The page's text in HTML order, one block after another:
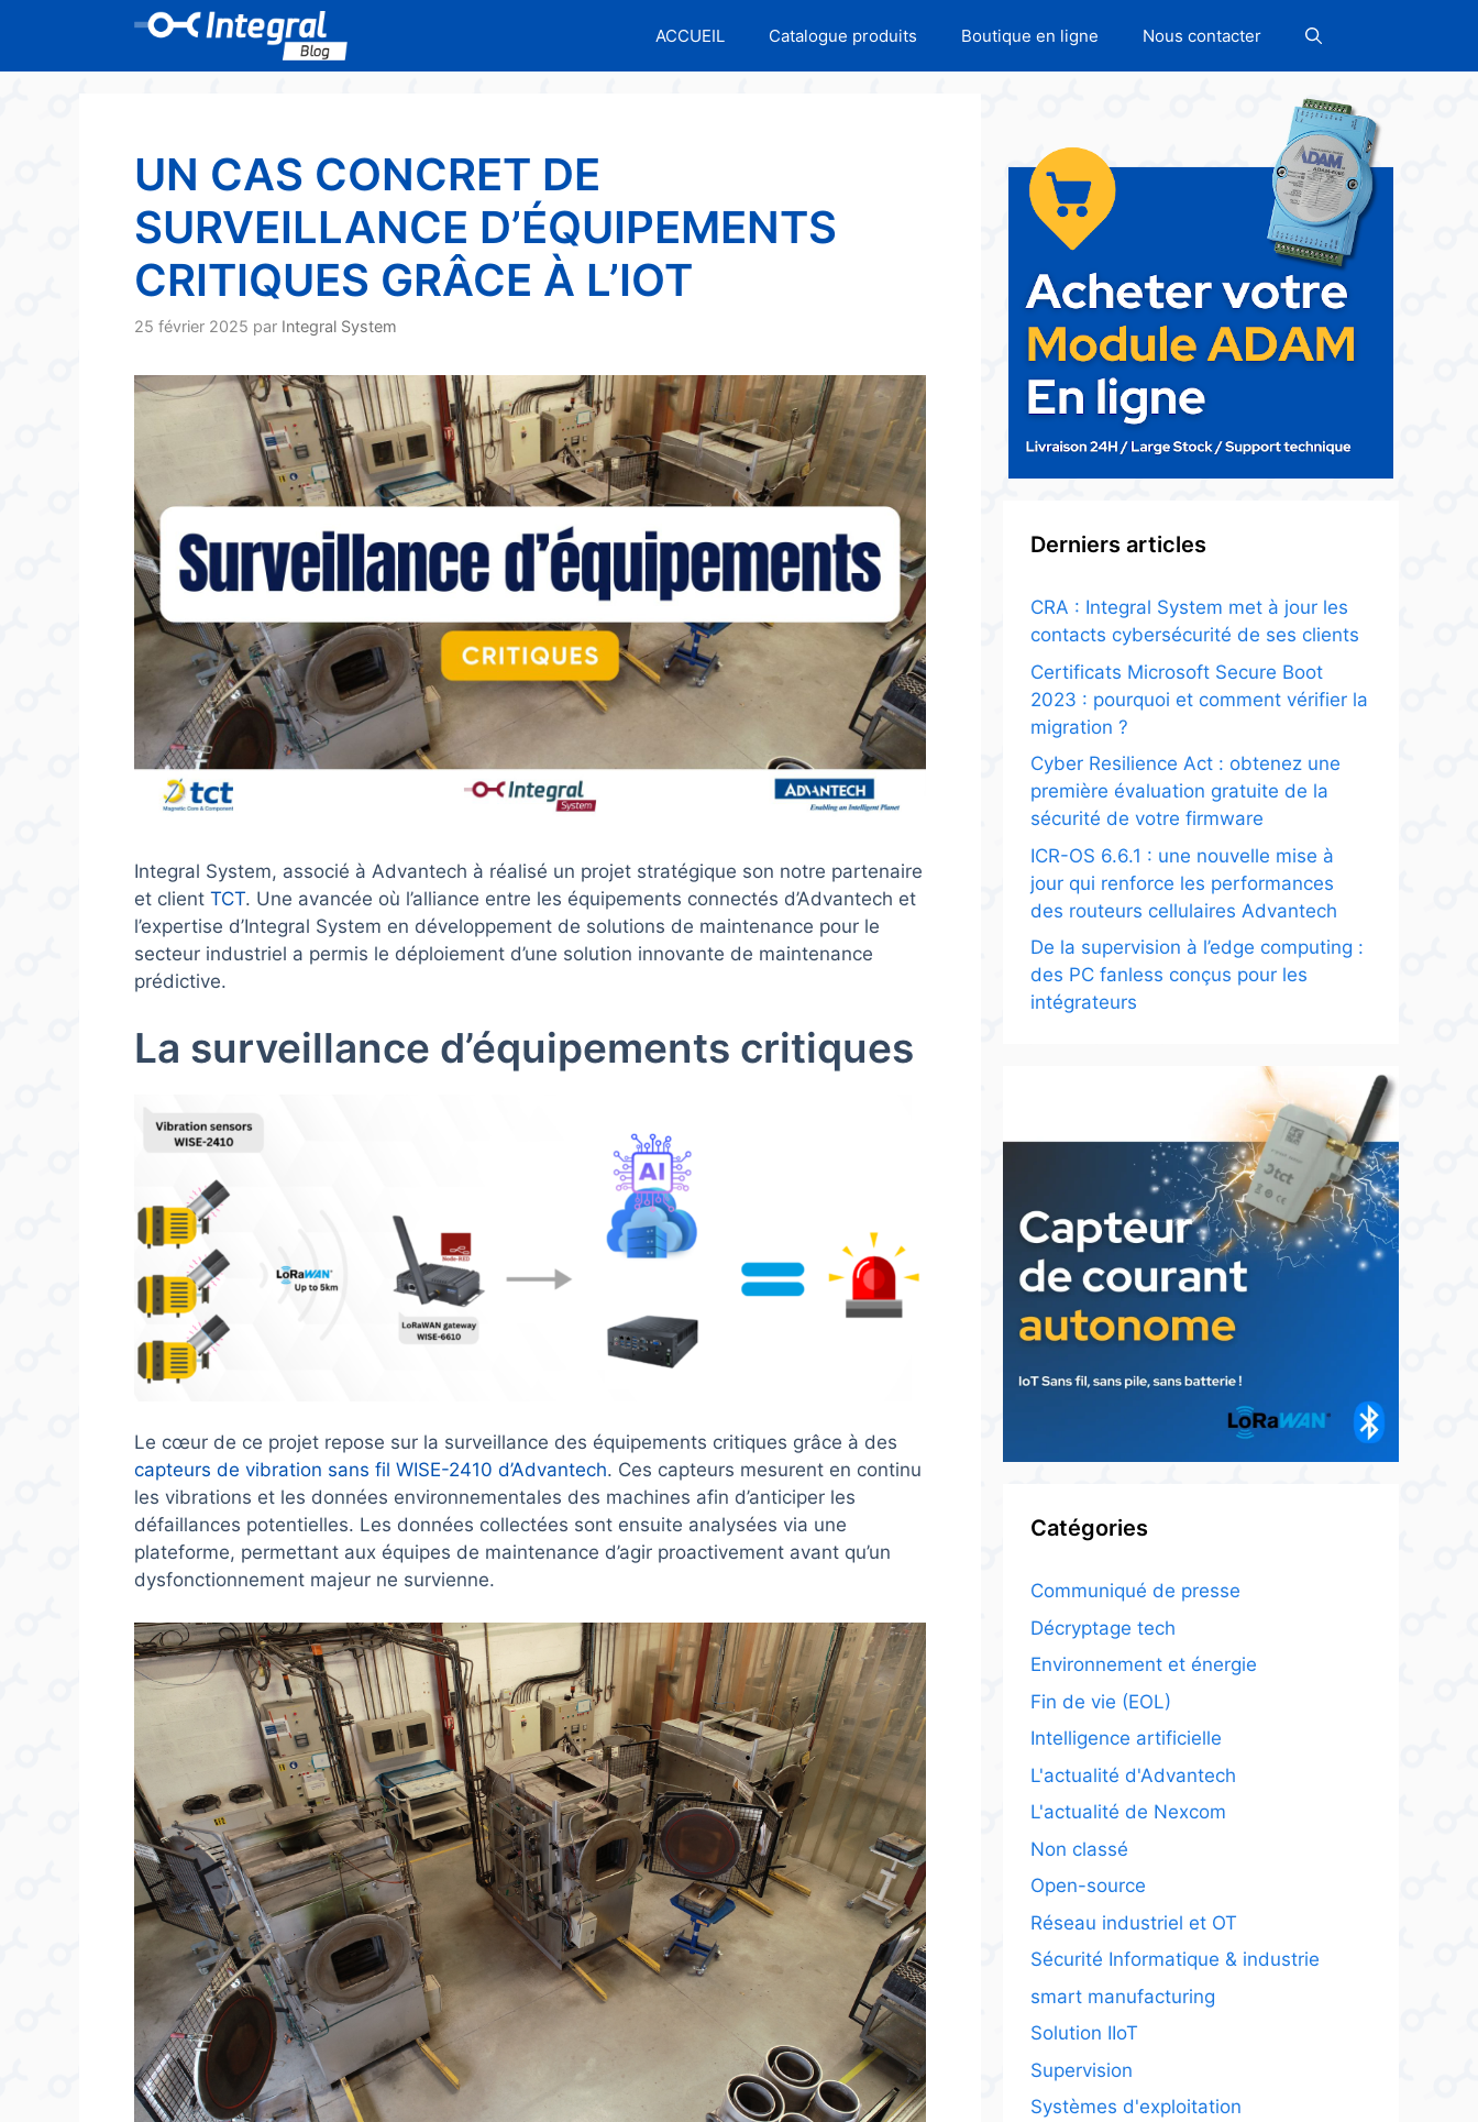
contenu
ACCUEIL Catalogue produits Boutique en ligne Nous contacter
UN CAS CONCRET DE
SURVEILLANCE D’ÉQUIPEMENTS
CRITIQUES GRÂCE À L’IOT
25 février 2025 par Integral System
Integral System, associé à Advantech à réalisé un projet stratégique son notre partenaire
et client TCT. Une avancée où l’alliance entre les équipements connectés d’Advantech et
l’expertise d’Integral System en développement de solutions de maintenance pour le
secteur industriel a permis le déploiement d’une solution innovante de maintenance
prédictive.
La surveillance d’équipements critiques
Le cœur de ce projet repose sur la surveillance des équipements critiques grâce à des
capteurs de vibration sans fil WISE-2410 d’Advantech. Ces capteurs mesurent en continu
les vibrations et les données environnementales des machines afin d’anticiper les
défaillances potentielles. Les données collectées sont ensuite analysées via une
plateforme, permettant aux équipes de maintenance d’agir proactivement avant qu’un
dysfonctionnement majeur ne survienne.
Derniers articles
CRA : Integral System met à jour les
contacts cybersécurité de ses clients
Certificats Microsoft Secure Boot
2023 : pourquoi et comment vérifier la
migration ?
Cyber Resilience Act : obtenez une
première évaluation gratuite de la
sécurité de votre firmware
ICR-OS 6.6.1 : une nouvelle mise à
jour qui renforce les performances
des routeurs cellulaires Advantech
De la supervision à l’edge computing :
des PC fanless conçus pour les
intégrateurs
Catégories
Communiqué de presse
Décryptage tech
Environnement et énergie
Fin de vie (EOL)
Intelligence artificielle
L'actualité d'Advantech
L'actualité de Nexcom
Non classé
Open-source
Réseau industriel et OT
Sécurité Informatique & industrie
smart manufacturing
Solution IIoT
Supervision
Systèmes d'exploitation